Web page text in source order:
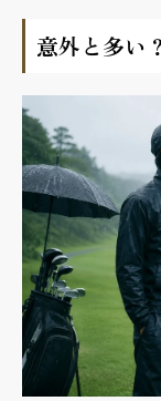
意外と多い